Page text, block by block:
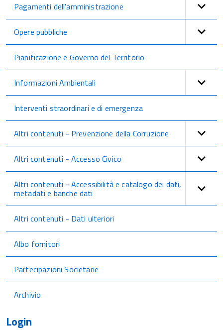
Pagamenti dell'amministrazione
Opere pubbliche
Pianificazione e Governo del Territorio
Informazioni Ambientali
Interventi straordinari e di emergenza
Altri contenuti - Prevenzione della Corruzione
Altri contenuti - Accesso Civico
Altri contenuti - Accessibilità e catalogo dei dati,
metadati e banche dati
Altri contenuti - Dati ulteriori
Albo fornitori
Partecipazioni Societarie
Archivio
Login